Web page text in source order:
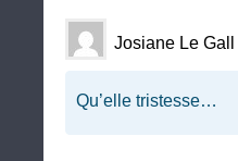
Josiane Le Gall
Qu’elle tristesse…